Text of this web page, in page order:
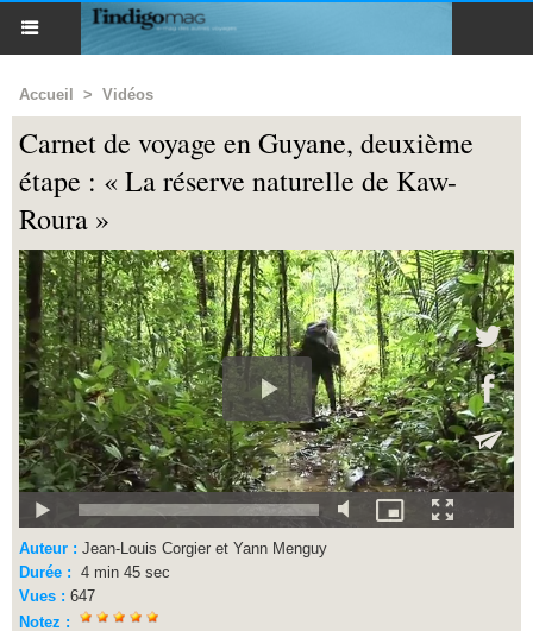
Accueil > Vidéos
Carnet de voyage en Guyane, deuxième
étape : « La réserve naturelle de Kaw-
Roura »
Auteur : Jean-Louis Corgier et Yann Menguy
Durée : 4 min 45 sec
Vues : 647
Notez :